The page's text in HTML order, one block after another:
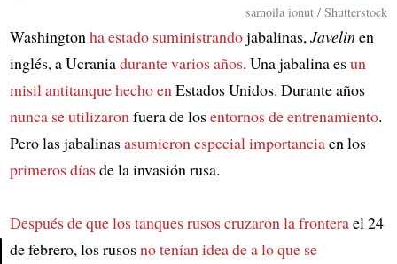
samoila ionut / Shutterstock
Washingtonha estado suministrandojabalinas,Javelinen
inglés, a Ucraniadurante varios años. Una jabalina esun
misil antitanque hecho enEstados Unidos. Durante años
nunca se utilizaronfuera de losentornos de entrenamiento.
Pero las jabalinasasumieron especial importanciaen los
primeros díasde la invasión rusa.
Después de que los tanques rusos cruzaron la fronterael 24
de febrero, los rusosno tenían idea de a lo que se